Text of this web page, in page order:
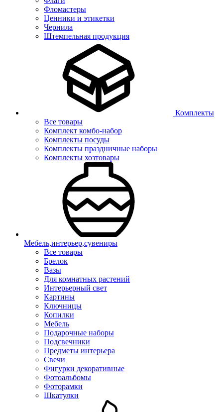
Фломастеры
Ценники и этикетки
Чернила
Штемпельная продукция
Комплекты
Все товары
Комплект комбо-набор
Комплекты посуды
Комплекты праздничные наборы
Комплекты хозтовары
Мебель,интерьер,сувениры
Все товары
Брелок
Вазы
Для комнатных растений
Интерьерный свет
Картины
Ключницы
Копилки
Мебель
Подарочные наборы
Подсвечники
Предметы интерьера
Свечи
Фигурки декоративные
Фотоальбомы
Фоторамки
Шкатулки